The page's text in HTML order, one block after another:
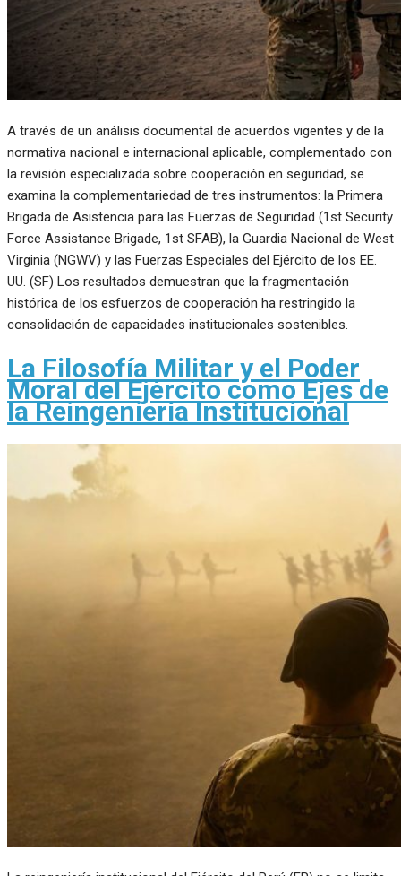
A través de un análisis documental de acuerdos vigentes y de la
normativa nacional e internacional aplicable, complementado con
la revisión especializada sobre cooperación en seguridad, se
examina la complementariedad de tres instrumentos: la Primera
Brigada de Asistencia para las Fuerzas de Seguridad (1st Security
Force Assistance Brigade, 1st SFAB), la Guardia Nacional de West
Virginia (NGWV) y las Fuerzas Especiales del Ejército de los EE.
UU. (SF) Los resultados demuestran que la fragmentación
histórica de los esfuerzos de cooperación ha restringido la
consolidación de capacidades institucionales sostenibles.
La Filosofía Militar y el Poder
Moral del Ejército como Ejes de
la Reingeniería Institucional